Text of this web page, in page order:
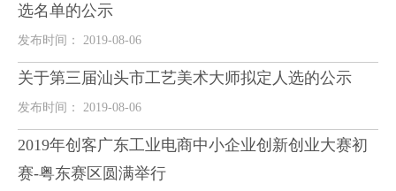
选名单的公示
发布时间： 2019-08-06
关于第三届汕头市工艺美术大师拟定人选的公示
发布时间： 2019-08-06
2019年创客广东工业电商中小企业创新创业大赛初
赛-粤东赛区圆满举行